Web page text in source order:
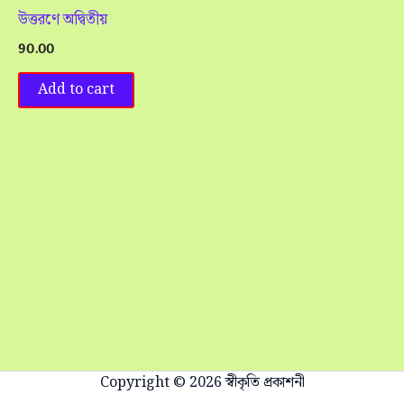
উত্তরণে অদ্বিতীয়
90.00
Add to cart
Copyright © 2026 স্বীকৃতি প্রকাশনী